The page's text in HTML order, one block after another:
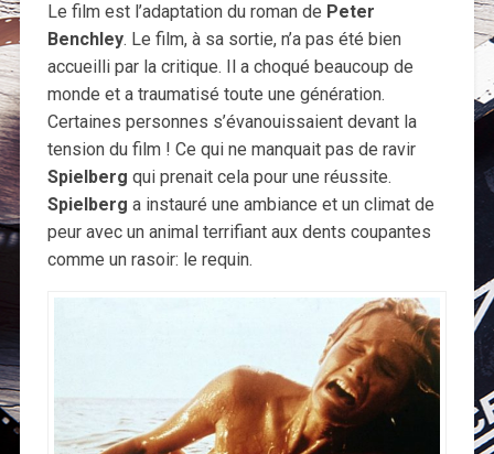
Le film est l’adaptation du roman de Peter
Benchley. Le film, à sa sortie, n’a pas été bien
accueilli par la critique. Il a choqué beaucoup de
monde et a traumatisé toute une génération.
Certaines personnes s’évanouissaient devant la
tension du film ! Ce qui ne manquait pas de ravir
Spielberg qui prenait cela pour une réussite.
Spielberg a instauré une ambiance et un climat de
peur avec un animal terrifiant aux dents coupantes
comme un rasoir: le requin.